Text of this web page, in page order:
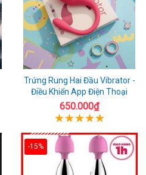
Trứng Rung Hai Đầu Vibrator -
Điều Khiển App Điện Thoại
650.000₫
-15%